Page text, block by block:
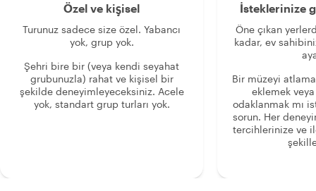
Özel ve kişisel
Turunuz sadece size özel. Yabancı
yok, grup yok.
Şehri bire bir (veya kendi seyahat
grubunuzla) rahat ve kişisel bir
şekilde deneyimleyeceksiniz. Acele
yok, standart grup turları yok.
İsteklerinize
Öne çıkan
kadar, ev
Bir müzeyi
eklemek
odaklanmak mı
sorun. Her
tercihlerinize ve